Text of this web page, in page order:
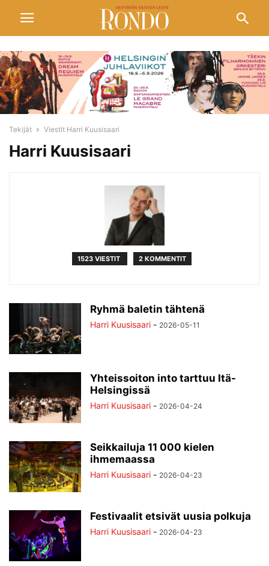
Tekijät Viestit Harri Kuusisaari
Harri Kuusisaari
1523 VIESTIT 2 KOMMENTIT
Ryhmä baletin tähtenä
Harri Kuusisaari - 2026-05-11
Yhteissoiton into tarttuu Itä-
Helsingissä
Harri Kuusisaari - 2026-04-24
Seikkailuja 11 000 kielen
ihmemaassa
Harri Kuusisaari - 2026-04-23
Festivaalit etsivät uusia polkuja
Harri Kuusisaari - 2026-04-23